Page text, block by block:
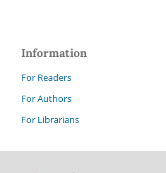
Information
For Readers
For Authors
For Librarians